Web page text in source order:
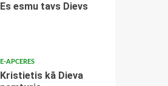
Es esmu tavs Dievs
E-APCERES
Kristietis kā Dieva